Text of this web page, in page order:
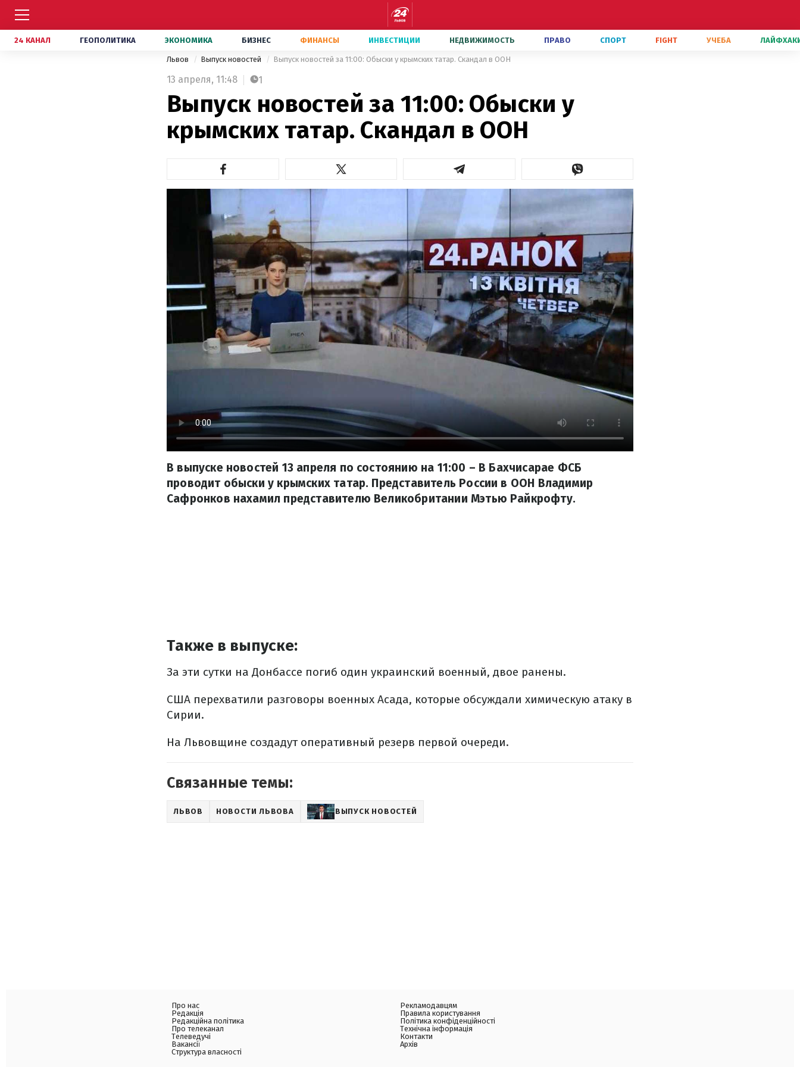
24 КАНАЛ ГЕОПОЛИТИКА ЭКОНОМИКА БИЗНЕС ФИНАНСЫ ИНВЕСТИЦИИ НЕДВИЖИМОСТЬ ПРАВО СПОРТ FIGHT УЧЕБА
Львов Выпуск новостей Выпуск новостей за 11:00: Обыски у крымских татар. Скандал в ООН
13 апреля, 11:48 1
Выпуск новостей за 11:00: Обыски у
крымских татар. Скандал в ООН
В выпуске новостей 13 апреля по состоянию на 11:00 – В Бахчисарае ФСБ
проводит обыски у крымских татар. Представитель России в ООН Владимир
Сафронков нахамил представителю Великобритании Мэтью Райкрофту.
Также в выпуске:
За эти сутки на Донбассе погиб один украинский военный, двое ранены.
США перехватили разговоры военных Асада, которые обсуждали химическую атаку в
Сирии.
На Львовщине создадут оперативный резерв первой очереди.
Связанные темы:
ЛЬВОВ НОВОСТИ ЛЬВОВА ВЫПУСК НОВОСТЕЙ
Про нас
Редакція
Редакційна політика
Про телеканал
Телеведучі
Вакансії
Структура власності
Рекламодавцям
Правила користування
Політика конфіденційності
Технічна інформація
Контакти
Архів